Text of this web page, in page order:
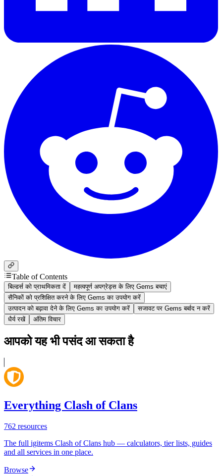
Table of Contents
बिल्डर्स को प्राथमिकता दें
महत्वपूर्ण अपग्रेड्स के लिए Gems बचाएं
सैनिकों को प्रशिक्षित करने के लिए Gems का उपयोग करें
उत्पादन को बढ़ावा देने के लिए Gems का उपयोग करें
सजावट पर Gems बर्बाद न करें
धैर्य रखें
अंतिम विचार
आपको यह भी पसंद आ सकता है
Everything Clash of Clans
762 resources
The full igitems Clash of Clans hub — calculators, tier lists, guides
and all services in one place.
Browse